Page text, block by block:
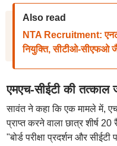
Also read
NTA Recruitment:
नियुक्ति, सीटीओ-सीएफओ
एमएच-सीईटी की तत्काल
सावंत ने कहा कि एक मामले में,
प्राप्त करने वाला छात्र शीर्ष
"बोर्ड परीक्षा प्रदर्शन और